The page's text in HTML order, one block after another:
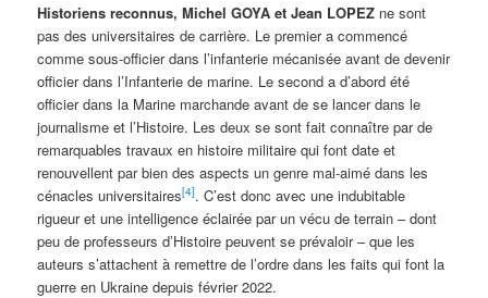
Historiens reconnus, Michel GOYA et Jean LOPEZ ne sont
pas des universitaires de carrière. Le premier a commencé
comme sous-officier dans l’infanterie mécanisée avant de devenir
officier dans l’Infanterie de marine. Le second a d’abord été
officier dans la Marine marchande avant de se lancer dans le
journalisme et l’Histoire. Les deux se sont fait connaître par de
remarquables travaux en histoire militaire qui font date et
renouvellent par bien des aspects un genre mal-aimé dans les
cénacles universitaires[4]. C’est donc avec une indubitable
rigueur et une intelligence éclairée par un vécu de terrain – dont
peu de professeurs d’Histoire peuvent se prévaloir – que les
auteurs s’attachent à remettre de l’ordre dans les faits qui font la
guerre en Ukraine depuis février 2022.